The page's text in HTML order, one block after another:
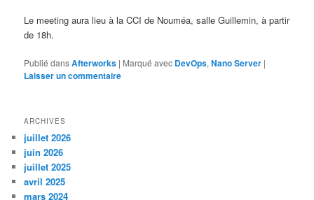
Le meeting aura lieu à la CCI de Nouméa, salle Guillemin, à partir
de 18h.
Publié dansAfterworks | Marqué avec DevOps,Nano Server |
Laisser un commentaire
ARCHIVES
juillet 2026
juin 2026
juillet 2025
avril 2025
mars 2024